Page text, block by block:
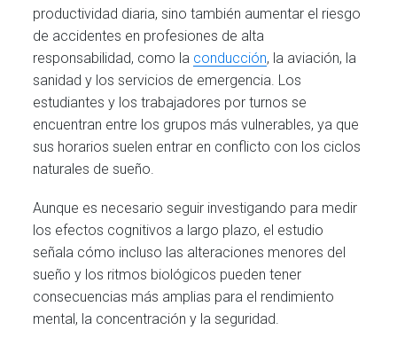
productividad diaria, sino también aumentar el riesgo
de accidentes en profesiones de alta
responsabilidad, como la conducción, la aviación, la
sanidad y los servicios de emergencia. Los
estudiantes y los trabajadores por turnos se
encuentran entre los grupos más vulnerables, ya que
sus horarios suelen entrar en conflicto con los ciclos
naturales de sueño.
Aunque es necesario seguir investigando para medir
los efectos cognitivos a largo plazo, el estudio
señala cómo incluso las alteraciones menores del
sueño y los ritmos biológicos pueden tener
consecuencias más amplias para el rendimiento
mental, la concentración y la seguridad.